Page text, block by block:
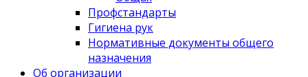
Профстандарты
Гигиена рук
Нормативные документы общего
назначения
Об организации